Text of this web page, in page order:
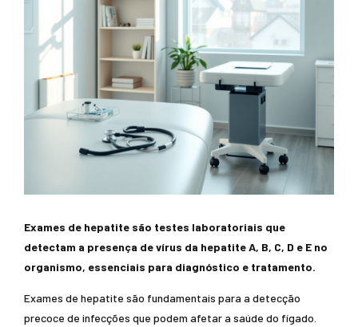
Exames de hepatite são testes laboratoriais que
detectam a presença de vírus da hepatite A, B, C, D e E no
organismo, essenciais para diagnóstico e tratamento.
Exames de hepatite são fundamentais para a detecção
precoce de infecções que podem afetar a saúde do fígado.